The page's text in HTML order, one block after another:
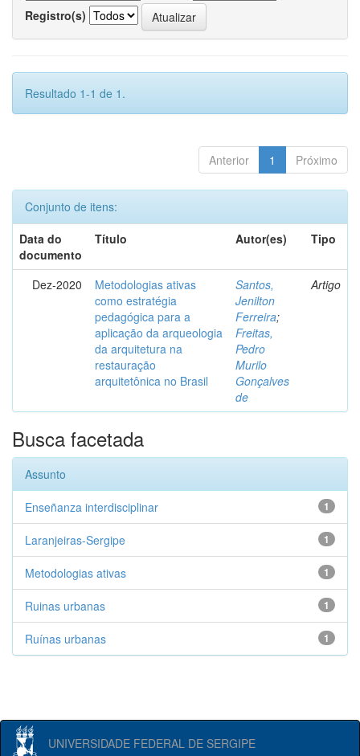
Registro(s)
Resultado 1-1 de 1.
Anterior 1 Próximo
Conjunto de itens:
Data do
documento
Título Autor(es) Tipo
Dez-2020
Metodologias ativas
como estratégia
pedagógica para a
aplicação da arqueologia
da arquitetura na
restauração
arquitetônica no Brasil
Santos,
Jenilton
Ferreira;
Freitas,
Pedro
Murilo
Gonçalves
de
Artigo
Busca facetada
Assunto
1
Enseñanza interdisciplinar
1
Laranjeiras-Sergipe
1
Metodologias ativas
1
Ruinas urbanas
1
Ruínas urbanas
UNIVERSIDADE FEDERAL DE SERGIPE